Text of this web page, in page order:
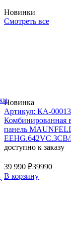
Новинки
Смотреть все
Новинка
Артикул: КА-
Комбинированная
панель
доступно к заказу
39 990 ₽39990
В корзину